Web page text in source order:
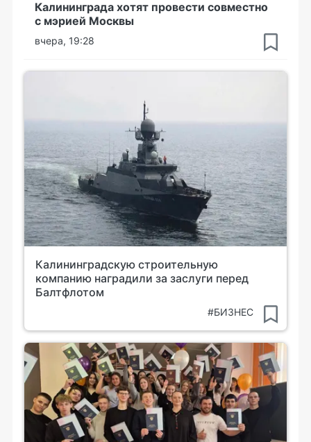
Калининграда хотят провести совместно
с мэрией Москвы
вчера, 19:28
Калининградскую строительную
компанию наградили за заслуги перед
Балтфлотом
#БИЗНЕС